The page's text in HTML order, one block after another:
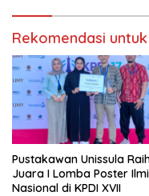
Rekomendasi
Pustakawan Unissula
Juara I Lomba Poster
Nasional di KPDI XVII